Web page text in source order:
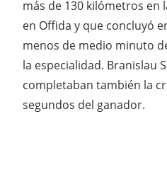
más de 130 kilómetros en
en Offida y que concluyó
menos de medio minuto
la especialidad. Branislau
completaban también la
segundos del ganador.